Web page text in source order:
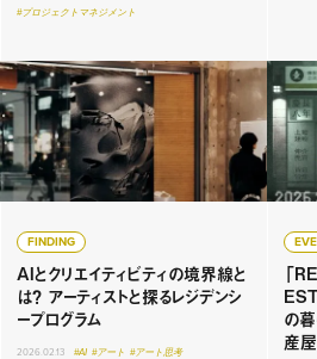
#プロジェクトマネジメント
FINDING
AIとクリエイティビティの境界線と
は？ アーティストと探るレジデンシ
ープログラム
2026.02.13 #AI #アート #アート思考
「
の
産屋